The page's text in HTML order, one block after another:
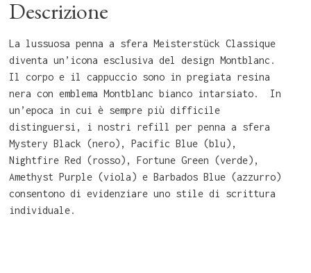
Descrizione
La lussuosa penna a sfera Meisterstück Classique
diventa un’icona esclusiva del design Montblanc.
Il corpo e il cappuccio sono in pregiata resina
nera con emblema Montblanc bianco intarsiato. In
un’epoca in cui è sempre più difficile
distinguersi, i nostri refill per penna a sfera
Mystery Black (nero), Pacific Blue (blu),
Nightfire Red (rosso), Fortune Green (verde),
Amethyst Purple (viola) e Barbados Blue (azzurro)
consentono di evidenziare uno stile di scrittura
individuale.